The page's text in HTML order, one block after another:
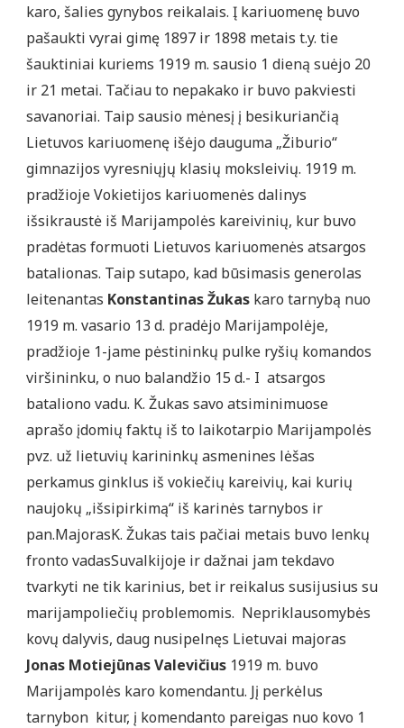
karo, šalies gynybos reikalais. Į kariuomenę buvo
pašaukti vyrai gimę 1897 ir 1898 metais t.y. tie
šauktiniai kuriems 1919 m. sausio 1 dieną suėjo 20
ir 21 metai. Tačiau to nepakako ir buvo pakviesti
savanoriai. Taip sausio mėnesį į besikuriančią
Lietuvos kariuomenę išėjo dauguma „Žiburio“
gimnazijos vyresniųjų klasių moksleivių. 1919 m.
pradžioje Vokietijos kariuomenės dalinys
išsikraustė iš Marijampolės kareivinių, kur buvo
pradėtas formuoti Lietuvos kariuomenės atsargos
batalionas. Taip sutapo, kad būsimasis generolas
leitenantas Konstantinas Žukas karo tarnybą nuo
1919 m. vasario 13 d. pradėjo Marijampolėje,
pradžioje 1-jame pėstininkų pulke ryšių komandos
viršininku, o nuo balandžio 15 d.- I atsargos
bataliono vadu. K. Žukas savo atsiminimuose
aprašo įdomių faktų iš to laikotarpio Marijampolės
pvz. už lietuvių karininkų asmenines lėšas
perkamus ginklus iš vokiečių kareivių, kai kurių
naujokų „išsipirkimą“ iš karinės tarnybos ir
pan.MajorasK. Žukas tais pačiai metais buvo lenkų
fronto vadasSuvalkijoje ir dažnai jam tekdavo
tvarkyti ne tik karinius, bet ir reikalus susijusius su
marijampoliečių problemomis. Nepriklausomybės
kovų dalyvis, daug nusipelnęs Lietuvai majoras
Jonas Motiejūnas Valevičius 1919 m. buvo
Marijampolės karo komendantu. Jį perkėlus
tarnybon kitur, į komendanto pareigas nuo kovo 1